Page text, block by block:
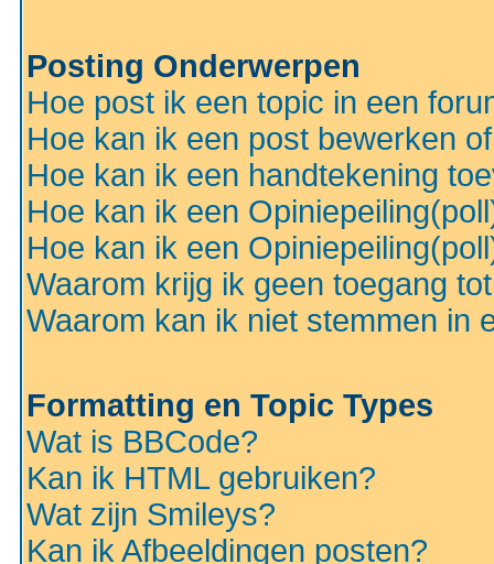
Posting Onderwerpen
Hoe post ik een topic in een
Hoe kan ik een post bewerken
Hoe kan ik een handtekening
Hoe kan ik een
Hoe kan ik een
Waarom krijg ik geen toegang
Waarom kan ik niet stemmen in
Formatting en Topic Types
Wat is BBCode?
Kan ik HTML gebruiken?
Wat zijn Smileys?
Kan ik Afbeeldingen posten?